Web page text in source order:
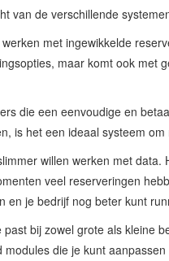
van de verschillende
met ingewikkelde
maar komt ook met
die een eenvoudige en
is het een ideaal systeem
willen werken met
veel reserveringen
en je bedrijf nog beter kunt
bij zowel grote als kleine
die je kunt